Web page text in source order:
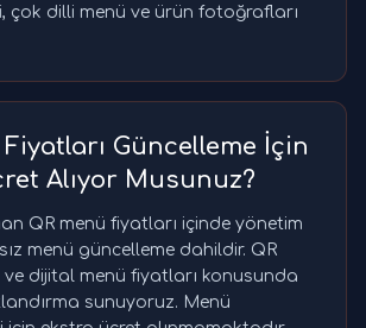
çok dilli menü ve ürün fotoğrafları
Güncelleme İçin
Alıyor Musunuz?
QR menü fiyatları içinde yönetim
menü güncelleme dahildir. QR
ve dijital menü fiyatları konusunda
sunuyoruz. Menü